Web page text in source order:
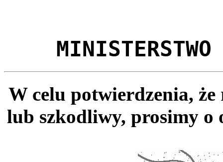
MINISTERSTWO
W celu potwierdzenia,
lub szkodliwy, prosimy o